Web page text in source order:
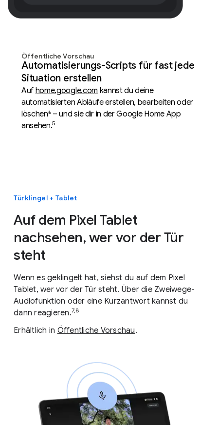
Öffentliche Vorschau
Automatisierungs-Scripts für fast jede
Situation erstellen
Auf home.google.com kannst du deine
automatisierten Abläufe erstellen, bearbeiten oder
löschen⁶ – und sie dir in der Google Home App
ansehen.5
Türklingel + Tablet
Auf dem Pixel Tablet
nachsehen, wer vor der Tür
steht
Wenn es geklingelt hat, siehst du auf dem Pixel
Tablet, wer vor der Tür steht. Über die Zweiwege-
Audiofunktion oder eine Kurzantwort kannst du
dann reagieren.7,8
Erhältlich in Öffentliche Vorschau.